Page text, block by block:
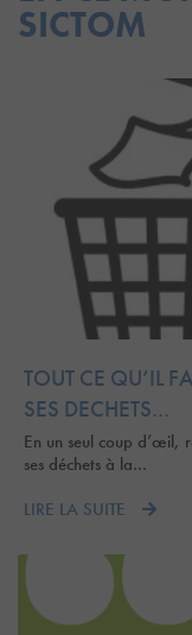
SICTOM
TOUT CE QU’IL
SES DECHETS…
En un seul coup d’œil,
ses déchets à la…
LIRE LA SUITE